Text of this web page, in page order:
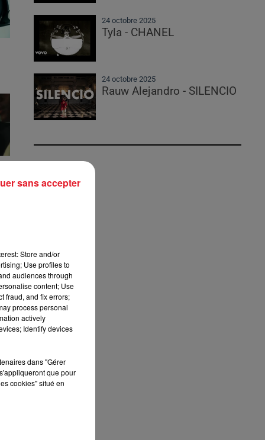
24 octobre 2025
Tyla - CHANEL
24 octobre 2025
Rauw Alejandro - SILENCIO
Store and/or
Use profiles to
audiences through
content; Use
fraud, and fix errors;
process personal
actively
Identify devices
dans "Gérer
que pour
cookies" situé en
sans accepter